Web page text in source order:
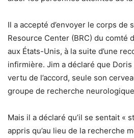
Il a accepté d’envoyer le corps de
Resource Center (BRC) du comté
aux États-Unis, à la suite d’une
infirmière. Jim a déclaré que
vertu de l’accord, seule son
groupe de recherche
Mais il a déclaré qu’il se sentait «
appris qu’au lieu de la recherche